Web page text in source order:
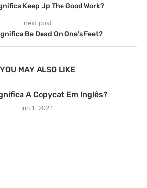
Keep Up The Good Work?
next post
Be Dead On One’s Feet?
YOU MAY ALSO LIKE
A Copycat Em Inglês?
jun 1, 2021